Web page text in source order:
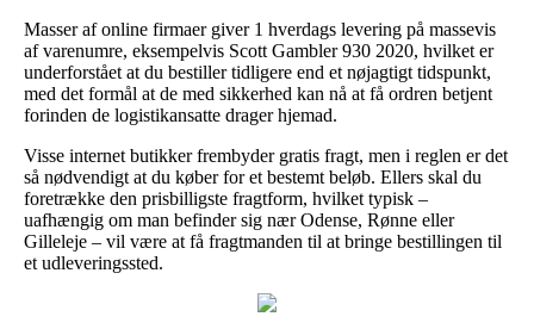
Masser af online firmaer giver 1 hverdags levering på massevis
af varenumre, eksempelvis Scott Gambler 930 2020, hvilket er
underforstået at du bestiller tidligere end et nøjagtigt tidspunkt,
med det formål at de med sikkerhed kan nå at få ordren betjent
forinden de logistikansatte drager hjemad.
Visse internet butikker frembyder gratis fragt, men i reglen er det
så nødvendigt at du køber for et bestemt beløb. Ellers skal du
foretrække den prisbilligste fragtform, hvilket typisk –
uafhængig om man befinder sig nær Odense, Rønne eller
Gilleleje – vil være at få fragtmanden til at bringe bestillingen til
et udleveringssted.